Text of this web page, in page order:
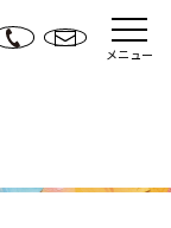
メニュー